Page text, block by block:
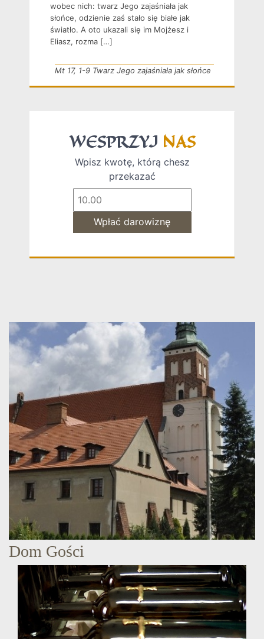
wobec nich: twarz Jego zajaśniała jak
słońce, odzienie zaś stało się białe jak
światło. A oto ukazali się im Mojżesz i
Eliasz, rozma […]
Mt 17, 1-9 Twarz Jego zajaśniała jak słońce
WESPRZYJ NAS
Wpisz kwotę, którą chesz
przekazać
Dom Gości